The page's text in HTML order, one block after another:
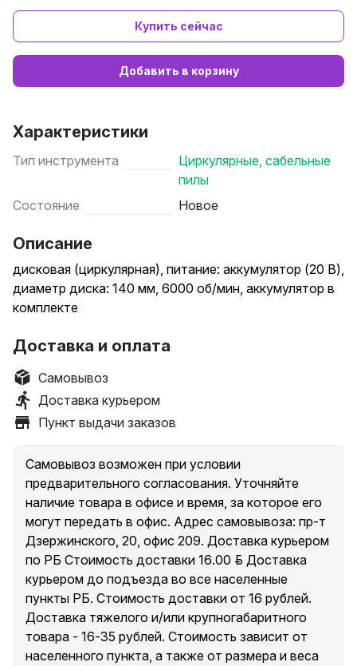
Купить сейчас
Добавить в корзину
Характеристики
Тип инструмента
Циркулярные, сабельные
пилы
Состояние
Новое
Описание
дисковая (циркулярная), питание: аккумулятор (20 В),
диаметр диска: 140 мм, 6000 об/мин, аккумулятор в
комплекте
Доставка и оплата
Самовывоз
Доставка курьером
Пункт выдачи заказов
Самовывоз возможен при условии
предварительного согласования. Уточняйте
наличие товара в офисе и время, за которое его
могут передать в офис. Адрес самовывоза: пр-т
Дзержинского, 20, офис 209. Доставка курьером
по РБ Стоимость доставки 16.00 руб. Доставка
курьером до подъезда во все населенные
пункты РБ. Стоимость доставки от 16 рублей.
Доставка тяжелого и/или крупногабаритного
товара - 16-35 рублей. Стоимость зависит от
населенного пункта, а также от размера и веса